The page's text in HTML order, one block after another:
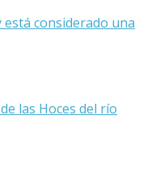
está considerado una
las Hoces del río